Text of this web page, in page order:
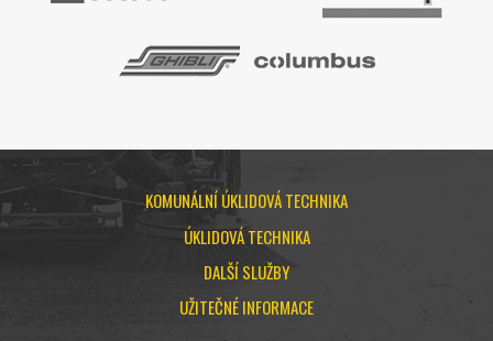
KOMUNÁLNÍ ÚKLIDOVÁ TECHNIKA
ÚKLIDOVÁ TECHNIKA
DALŠÍ SLUŽBY
UŽITEČNÉ INFORMACE